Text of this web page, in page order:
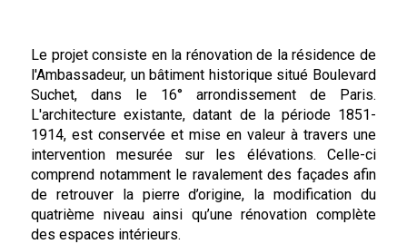
Le projet consiste en la rénovation de la résidence de
l'Ambassadeur, un bâtiment historique situé Boulevard
Suchet, dans le 16° arrondissement de Paris.
L'architecture existante, datant de la période 1851-
1914, est conservée et mise en valeur à travers une
intervention mesurée sur les élévations. Celle-ci
comprend notamment le ravalement des façades afin
de retrouver la pierre d’origine, la modification du
quatrième niveau ainsi qu’une rénovation complète
des espaces intérieurs.